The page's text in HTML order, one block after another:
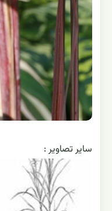
ساير تصاوير :